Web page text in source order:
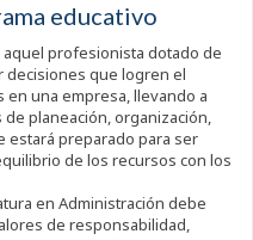
educativo
aquel profesionista dotado de
decisiones que logren el
una empresa, llevando a
planeación, organización,
estará preparado para ser
de los recursos con los
en Administración debe
de responsabilidad,